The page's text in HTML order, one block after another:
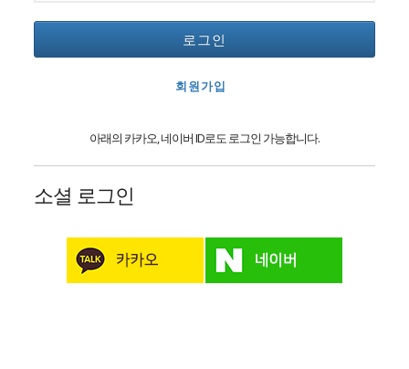
로그인
회원가입
아래의 카카오, 네이버 ID로도 로그인 가능합니다.
소셜 로그인